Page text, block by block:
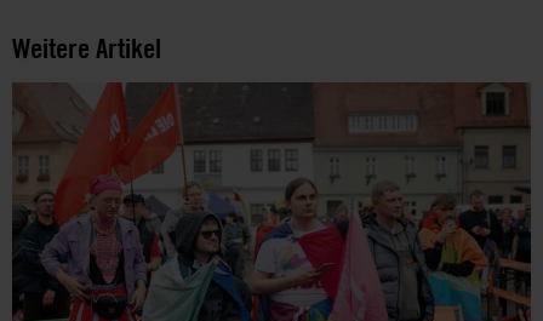
Weitere Artikel